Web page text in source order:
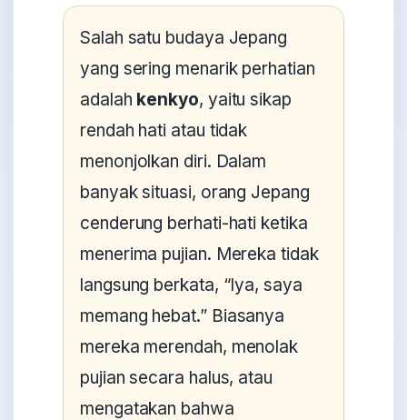
Salah satu budaya Jepang
yang sering menarik perhatian
adalah kenkyo, yaitu sikap
rendah hati atau tidak
menonjolkan diri. Dalam
banyak situasi, orang Jepang
cenderung berhati-hati ketika
menerima pujian. Mereka tidak
langsung berkata, “Iya, saya
memang hebat.” Biasanya
mereka merendah, menolak
pujian secara halus, atau
mengatakan bahwa